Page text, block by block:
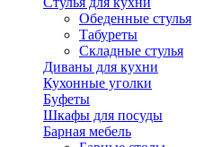
Обеденные стулья
Табуреты
Складные стулья
Диваны для кухни
Кухонные уголки
Буфеты
Шкафы для посуды
Барная мебель